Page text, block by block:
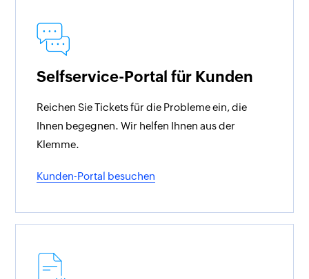
Selfservice-Portal für Kunden
Reichen Sie Tickets für die Probleme ein, die
Ihnen begegnen. Wir helfen Ihnen aus der
Klemme.
Kunden-Portal besuchen